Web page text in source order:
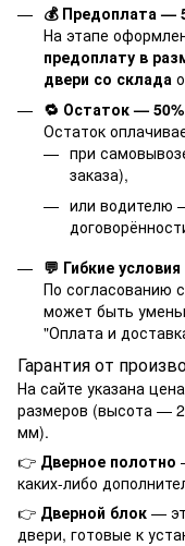
💰 Предоплата —
На этапе
предоплату в
двери со склада
🔁 Остаток — 50%
Остаток
при
заказа),
или водителю
💬 Гибкие условия
По согласованию
может быть
"Оплата и
Гарантия от
На сайте указана
размеров (высота —
мм).
👉 Дверное полотно
каких-либо
👉 Дверной блок —
двери, готовые к